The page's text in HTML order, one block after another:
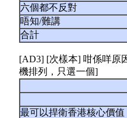
六個都不反對
唔知/難講
合計
[AD3] [次樣本] 咁係咩原
機排列，只選一個]
最可以捍衛香港核心價值